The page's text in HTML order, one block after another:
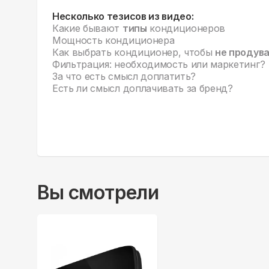
Несколько тезисов из видео:
Какие бывают типы кондиционеров
Мощность кондиционера
Как выбрать кондиционер, чтобы не
Фильтрация: необходимость или маркетинг?
За что есть смысл доплатить?
Есть ли смысл доплачивать за бренд?
Вы смотрели